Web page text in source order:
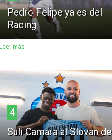
Pedro Felipe ya es del
Racing
Leer más
4
Suli Camara al Slovan de